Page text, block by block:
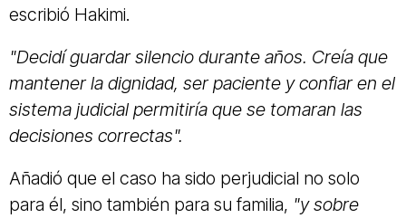
escribió Hakimi.
"Decidí guardar silencio durante años. Creía que
mantener la dignidad, ser paciente y confiar en el
sistema judicial permitiría que se tomaran las
decisiones correctas".
Añadió que el caso ha sido perjudicial no solo
para él, sino también para su familia, "y sobre